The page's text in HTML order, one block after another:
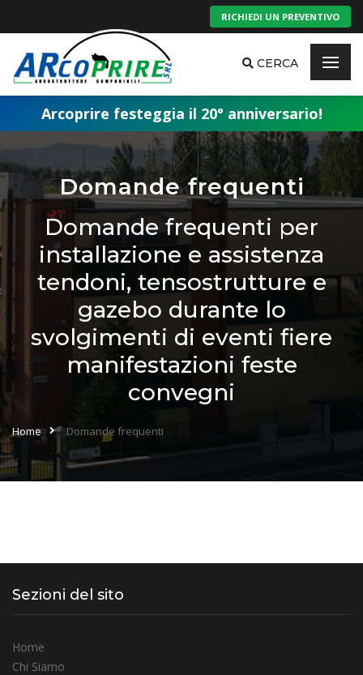
RICHIEDI UN PREVENTIVO
CERCA
Arcoprire festeggia il 20° anniversario!
Domande frequenti
Domande frequenti per
installazione e assistenza
tendoni, tensostrutture e
gazebo durante lo
svolgimenti di eventi fiere
manifestazioni feste
convegni
Home Domande frequenti
Sezioni del sito
Home
Chi Siamo